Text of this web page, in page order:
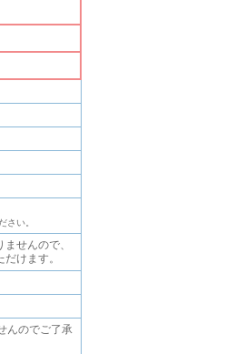
さい。
せんので、
けます。
んのでご了承